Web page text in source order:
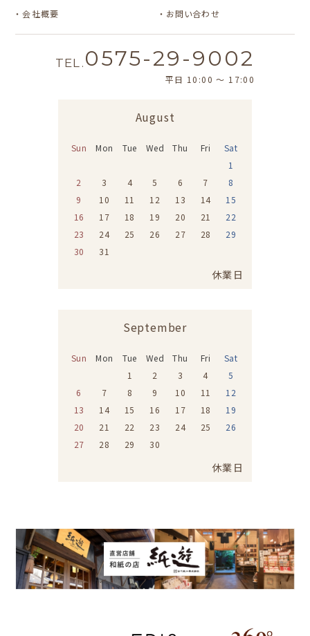
会社概要
お問い合わせ
TEL. 0575-29-9002
平日 10:00 〜 17:00
August
Sun Mon Tue Wed Thu Fri
Sat
1
2
3 4 5 6 7
8
9
10 11 12 13 14
15
16
17 18 19 20 21
22
23
24 25 26 27 28
29
30
31
休業日
September
Sun Mon Tue Wed Thu Fri
Sat
1
2 3 4
5
6
7 8 9 10 11
12
13
14 15 16 17 18
19
20
21 22 23 24 25
26
27
28 29 30
休業日